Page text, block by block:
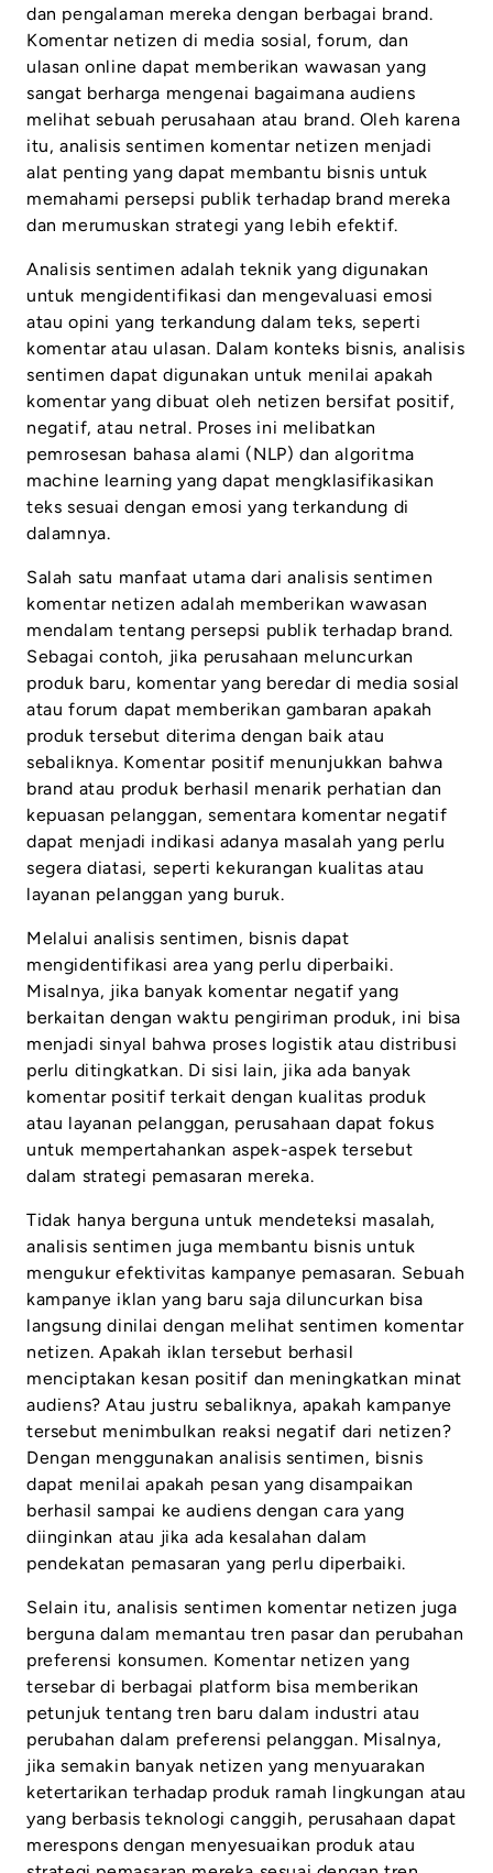
dan pengalaman mereka dengan berbagai brand.
Komentar netizen di media sosial, forum, dan
ulasan online dapat memberikan wawasan yang
sangat berharga mengenai bagaimana audiens
melihat sebuah perusahaan atau brand. Oleh karena
itu, analisis sentimen komentar netizen menjadi
alat penting yang dapat membantu bisnis untuk
memahami persepsi publik terhadap brand mereka
dan merumuskan strategi yang lebih efektif.
Analisis sentimen adalah teknik yang digunakan
untuk mengidentifikasi dan mengevaluasi emosi
atau opini yang terkandung dalam teks, seperti
komentar atau ulasan. Dalam konteks bisnis, analisis
sentimen dapat digunakan untuk menilai apakah
komentar yang dibuat oleh netizen bersifat positif,
negatif, atau netral. Proses ini melibatkan
pemrosesan bahasa alami (NLP) dan algoritma
machine learning yang dapat mengklasifikasikan
teks sesuai dengan emosi yang terkandung di
dalamnya.
Salah satu manfaat utama dari analisis sentimen
komentar netizen adalah memberikan wawasan
mendalam tentang persepsi publik terhadap brand.
Sebagai contoh, jika perusahaan meluncurkan
produk baru, komentar yang beredar di media sosial
atau forum dapat memberikan gambaran apakah
produk tersebut diterima dengan baik atau
sebaliknya. Komentar positif menunjukkan bahwa
brand atau produk berhasil menarik perhatian dan
kepuasan pelanggan, sementara komentar negatif
dapat menjadi indikasi adanya masalah yang perlu
segera diatasi, seperti kekurangan kualitas atau
layanan pelanggan yang buruk.
Melalui analisis sentimen, bisnis dapat
mengidentifikasi area yang perlu diperbaiki.
Misalnya, jika banyak komentar negatif yang
berkaitan dengan waktu pengiriman produk, ini bisa
menjadi sinyal bahwa proses logistik atau distribusi
perlu ditingkatkan. Di sisi lain, jika ada banyak
komentar positif terkait dengan kualitas produk
atau layanan pelanggan, perusahaan dapat fokus
untuk mempertahankan aspek-aspek tersebut
dalam strategi pemasaran mereka.
Tidak hanya berguna untuk mendeteksi masalah,
analisis sentimen juga membantu bisnis untuk
mengukur efektivitas kampanye pemasaran. Sebuah
kampanye iklan yang baru saja diluncurkan bisa
langsung dinilai dengan melihat sentimen komentar
netizen. Apakah iklan tersebut berhasil
menciptakan kesan positif dan meningkatkan minat
audiens? Atau justru sebaliknya, apakah kampanye
tersebut menimbulkan reaksi negatif dari netizen?
Dengan menggunakan analisis sentimen, bisnis
dapat menilai apakah pesan yang disampaikan
berhasil sampai ke audiens dengan cara yang
diinginkan atau jika ada kesalahan dalam
pendekatan pemasaran yang perlu diperbaiki.
Selain itu, analisis sentimen komentar netizen juga
berguna dalam memantau tren pasar dan perubahan
preferensi konsumen. Komentar netizen yang
tersebar di berbagai platform bisa memberikan
petunjuk tentang tren baru dalam industri atau
perubahan dalam preferensi pelanggan. Misalnya,
jika semakin banyak netizen yang menyuarakan
ketertarikan terhadap produk ramah lingkungan atau
yang berbasis teknologi canggih, perusahaan dapat
merespons dengan menyesuaikan produk atau